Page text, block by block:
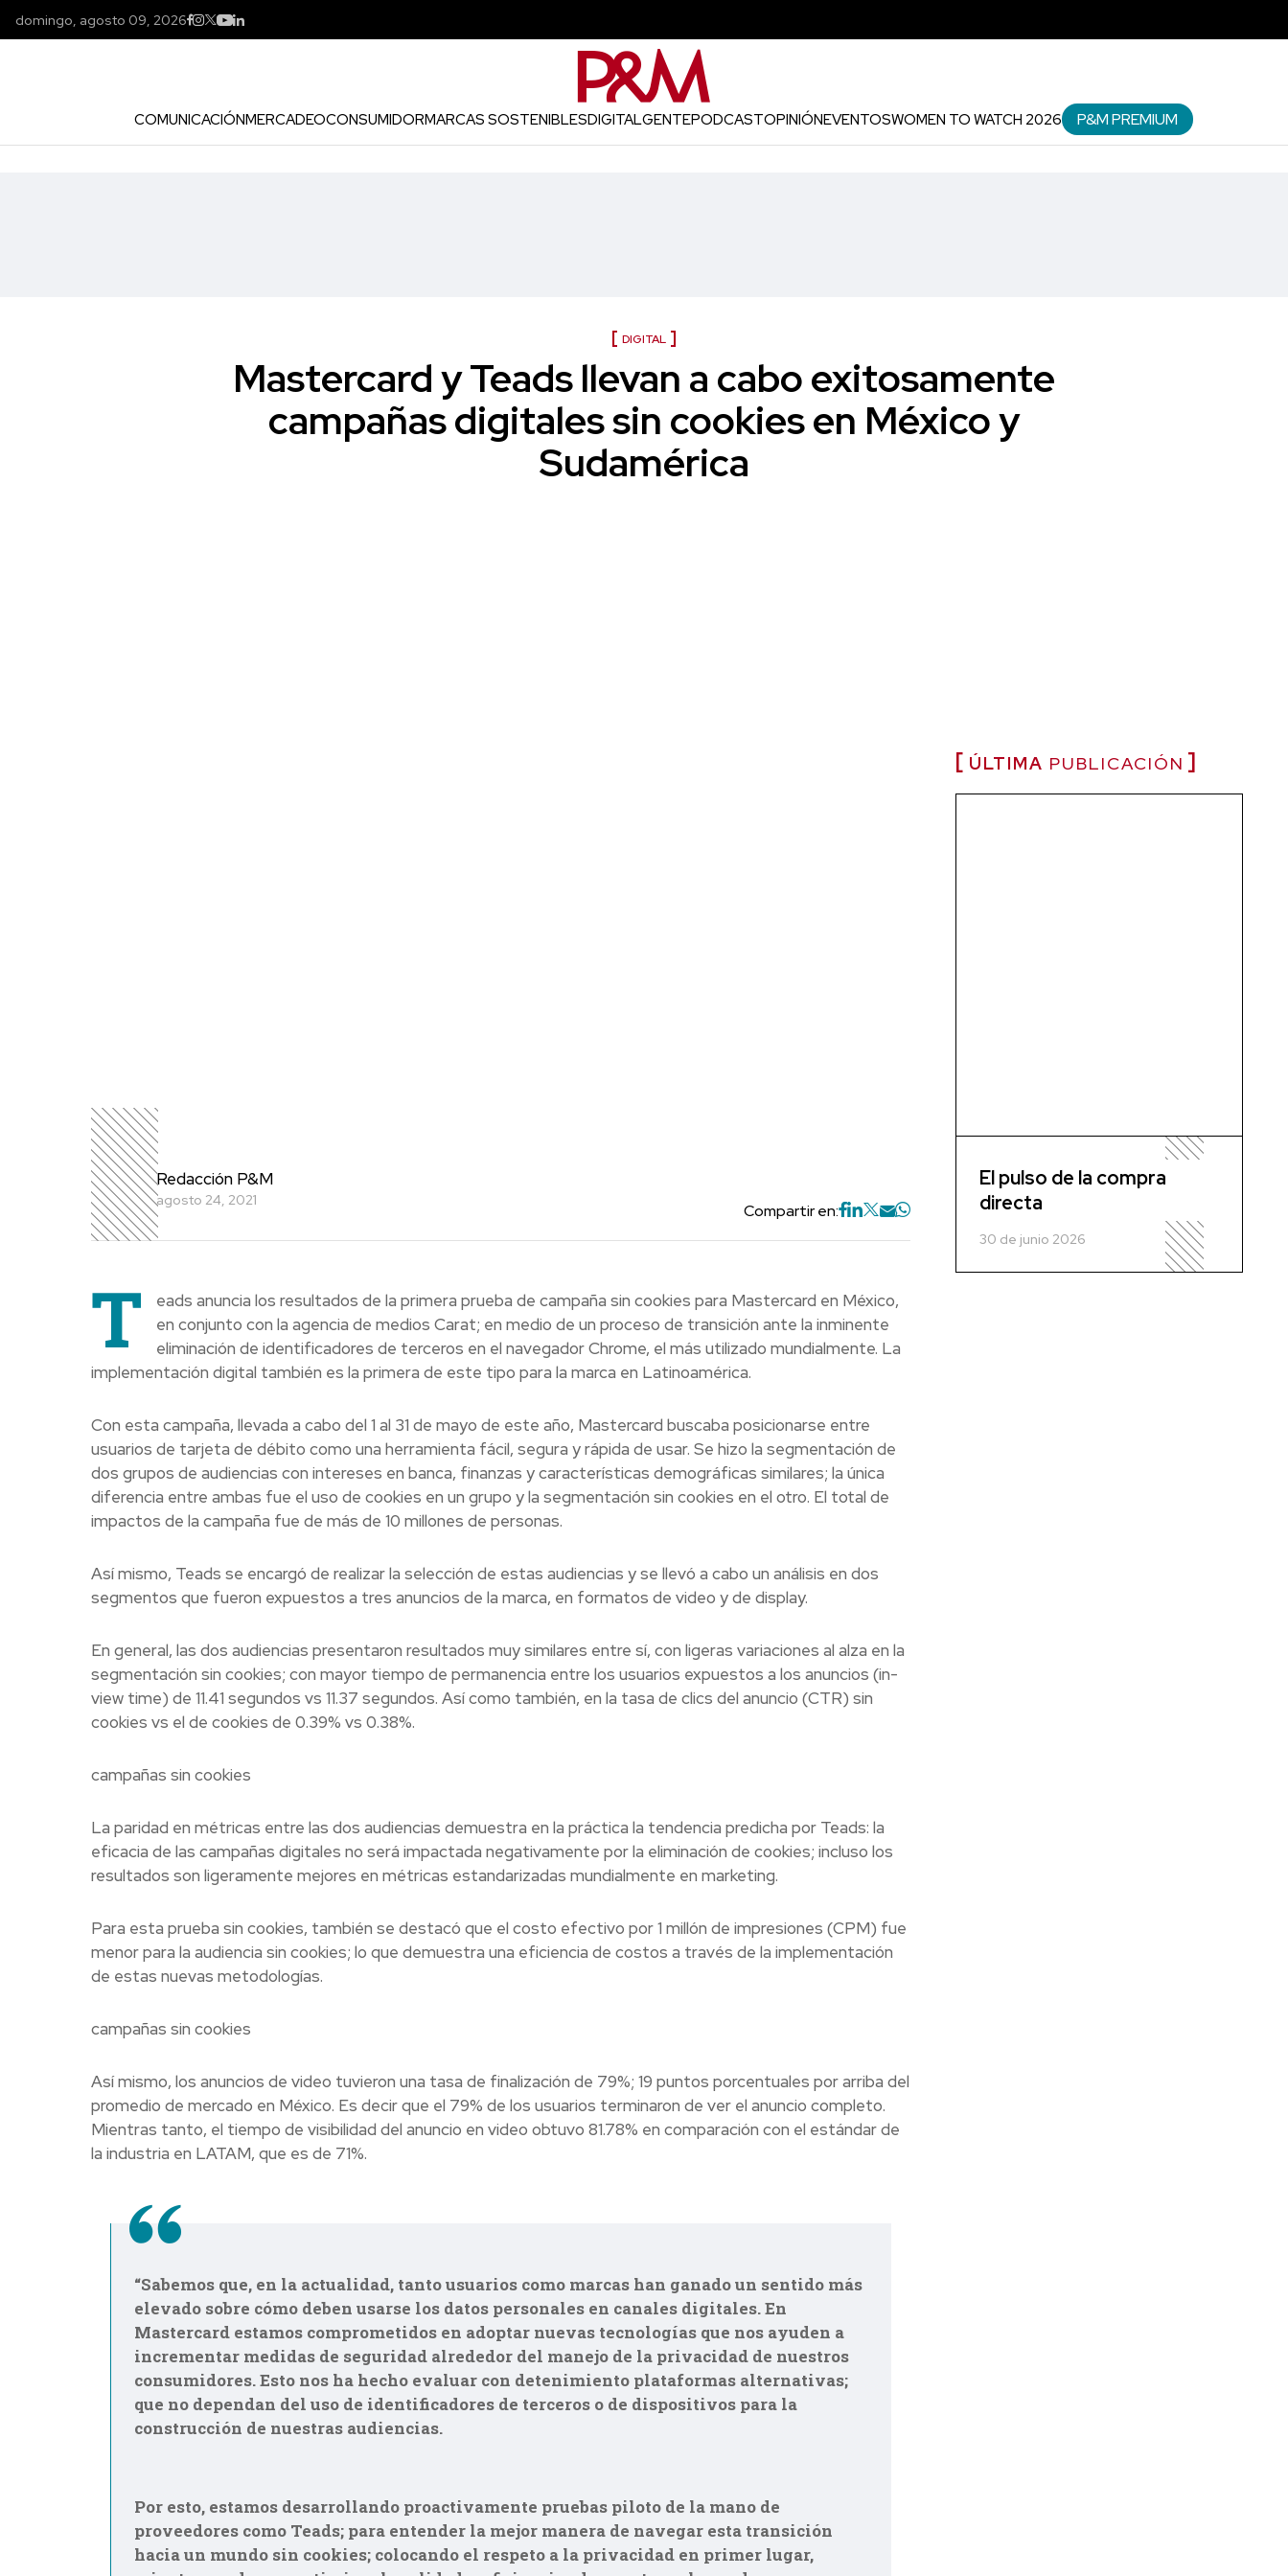
domingo, agosto 09, 2026
COMUNICACIÓNMERCADEOCONSUMIDORMARCAS SOSTENIBLESDIGITALGENTEPODCASTOPINIÓNEVENTOSWOMEN TO WATCH 2026 P&M PREMIUM
DIGITAL
Mastercard y Teads llevan a cabo exitosamente
campañas digitales sin cookies en México y
Sudamérica
Redacción P&M
agosto 24, 2021
Compartir en:
T
eads anuncia los resultados de la primera prueba de campaña sin cookies para Mastercard en México,
en conjunto con la agencia de medios Carat; en medio de un proceso de transición ante la inminente
eliminación de identificadores de terceros en el navegador Chrome, el más utilizado mundialmente. La
implementación digital también es la primera de este tipo para la marca en Latinoamérica.
Con esta campaña, llevada a cabo del 1 al 31 de mayo de este año, Mastercard buscaba posicionarse entre
usuarios de tarjeta de débito como una herramienta fácil, segura y rápida de usar. Se hizo la segmentación de
dos grupos de audiencias con intereses en banca, finanzas y características demográficas similares; la única
diferencia entre ambas fue el uso de cookies en un grupo y la segmentación sin cookies en el otro. El total de
impactos de la campaña fue de más de 10 millones de personas.
Así mismo, Teads se encargó de realizar la selección de estas audiencias y se llevó a cabo un análisis en dos
segmentos que fueron expuestos a tres anuncios de la marca, en formatos de video y de display.
En general, las dos audiencias presentaron resultados muy similares entre sí, con ligeras variaciones al alza en la
segmentación sin cookies; con mayor tiempo de permanencia entre los usuarios expuestos a los anuncios (in-
view time) de 11.41 segundos vs 11.37 segundos. Así como también, en la tasa de clics del anuncio (CTR) sin
cookies vs el de cookies de 0.39% vs 0.38%.
campañas sin cookies
La paridad en métricas entre las dos audiencias demuestra en la práctica la tendencia predicha por Teads: la
eficacia de las campañas digitales no será impactada negativamente por la eliminación de cookies; incluso los
resultados son ligeramente mejores en métricas estandarizadas mundialmente en marketing.
Para esta prueba sin cookies, también se destacó que el costo efectivo por 1 millón de impresiones (CPM) fue
menor para la audiencia sin cookies; lo que demuestra una eficiencia de costos a través de la implementación
de estas nuevas metodologías.
campañas sin cookies
Así mismo, los anuncios de video tuvieron una tasa de finalización de 79%; 19 puntos porcentuales por arriba del
promedio de mercado en México. Es decir que el 79% de los usuarios terminaron de ver el anuncio completo.
Mientras tanto, el tiempo de visibilidad del anuncio en video obtuvo 81.78% en comparación con el estándar de
la industria en LATAM, que es de 71%.
“Sabemos que, en la actualidad, tanto usuarios como marcas han ganado un sentido más
elevado sobre cómo deben usarse los datos personales en canales digitales. En
Mastercard estamos comprometidos en adoptar nuevas tecnologías que nos ayuden a
incrementar medidas de seguridad alrededor del manejo de la privacidad de nuestros
consumidores. Esto nos ha hecho evaluar con detenimiento plataformas alternativas;
que no dependan del uso de identificadores de terceros o de dispositivos para la
construcción de nuestras audiencias.
Por esto, estamos desarrollando proactivamente pruebas piloto de la mano de
proveedores como Teads; para entender la mejor manera de navegar esta transición
hacia un mundo sin cookies; colocando el respeto a la privacidad en primer lugar,
ÚLTIMA PUBLICACIÓN
El pulso de la compra
directa
30 de junio 2026